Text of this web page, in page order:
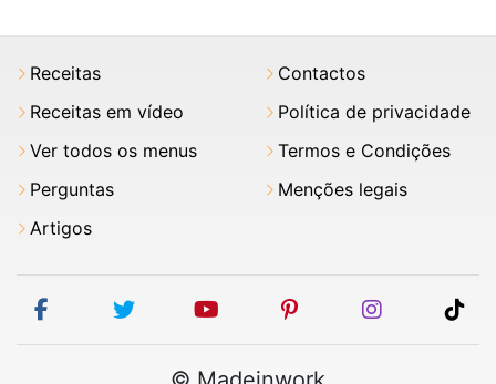
Receitas
Receitas em vídeo
Ver todos os menus
Perguntas
Artigos
Contactos
Política de privacidade
Termos e Condições
Menções legais
facebooktwitter youtubepinterestinstagram